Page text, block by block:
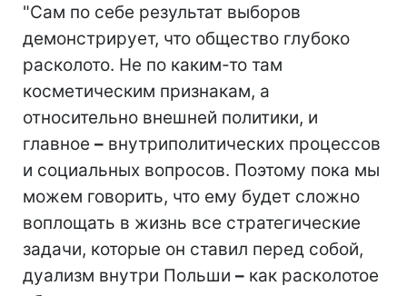
"Сам по себе результат выборов
демонстрирует, что общество глубоко
расколото. Не по каким-то там
косметическим признакам, а
относительно внешней политики, и
главное – внутриполитических процессов
и социальных вопросов. Поэтому пока мы
можем говорить, что ему будет сложно
воплощать в жизнь все стратегические
задачи, которые он ставил перед собой,
дуализм внутри Польши – как расколотое